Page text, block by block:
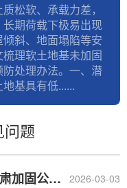
松软、承载力差，
期荷载下极易出现
斜、地面塌陷等安
理软土地基未加固
处理办法。一、潜
基具有低......
问题
2026-03-03
元宵快乐！